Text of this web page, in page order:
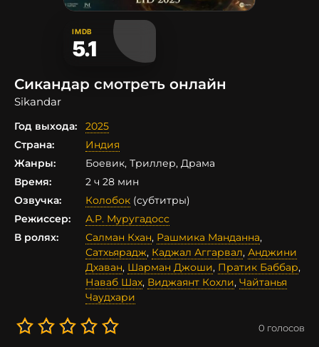
IMDB
5.1
Сикандар смотреть онлайн
Sikandar
Год выхода:
2025
Страна:
Индия
Жанры:
Боевик, Триллер, Драма
Время:
2 ч 28 мин
Озвучка:
Колобок (субтитры)
Режиссер:
А.Р. Муругадосс
В ролях:
Салман Кхан, Рашмика Манданна,
Сатхьярадж, Каджал Аггарвал, Анджини
Дхаван, Шарман Джоши, Пратик Баббар,
Наваб Шах, Виджаянт Кохли, Чайтанья
Чаудхари
0 голосов